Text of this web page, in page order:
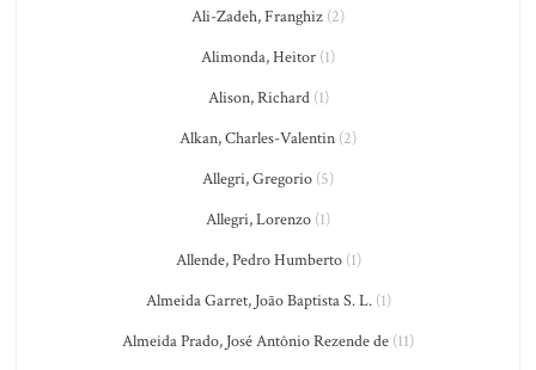
Ali-Zadeh, Franghiz (2)
Alimonda, Heitor (1)
Alison, Richard(1)
Alkan, Charles-Valentin (2)
Allegri, Gregorio (5)
Allegri, Lorenzo (1)
Allende, Pedro Humberto(1)
Almeida Garret, João Baptista S. L.(1)
Almeida Prado, José Antônio Rezende de (11)